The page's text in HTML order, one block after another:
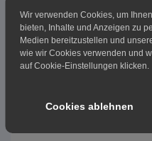
Wir verwenden Cookies, um
bieten, Inhalte und Anzeigen zu
Medien bereitzustellen und
wie wir Cookies verwenden und
auf Cookie-Einstellungen klicken.
Cookies ablehnen